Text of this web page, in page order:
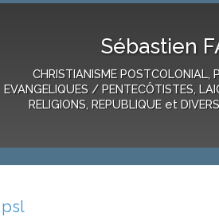
Sébastien
CHRISTIANISME POSTCOLONIAL,
EVANGELIQUES / PENTECÔTISTES,
RELIGIONS, REPUBLIQUE et
psl